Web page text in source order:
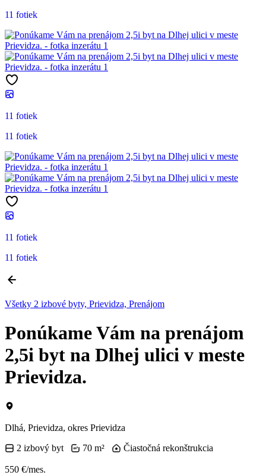
11 fotiek
11 fotiek
11 fotiek
11 fotiek
11 fotiek
Všetky 2 izbové byty, Prievidza, Prenájom
Ponúkame Vám na prenájom
2,5i byt na Dlhej ulici v meste
Prievidza.
Dlhá, Prievidza, okres Prievidza
2 izbový byt
70 m² Čiastočná rekonštrukcia
550 €/mes.